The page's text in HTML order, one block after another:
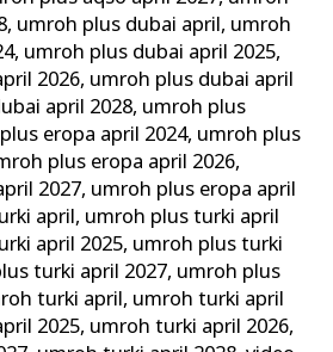
, umroh plus dubai april, umroh
, umroh plus dubai april 2025,
2026, umroh plus dubai april
april 2028, umroh plus
eropa april 2024, umroh plus
plus eropa april 2026,
2027, umroh plus eropa april
april, umroh plus turki april
april 2025, umroh plus turki
turki april 2027, umroh plus
turki april, umroh turki april
2025, umroh turki april 2026,